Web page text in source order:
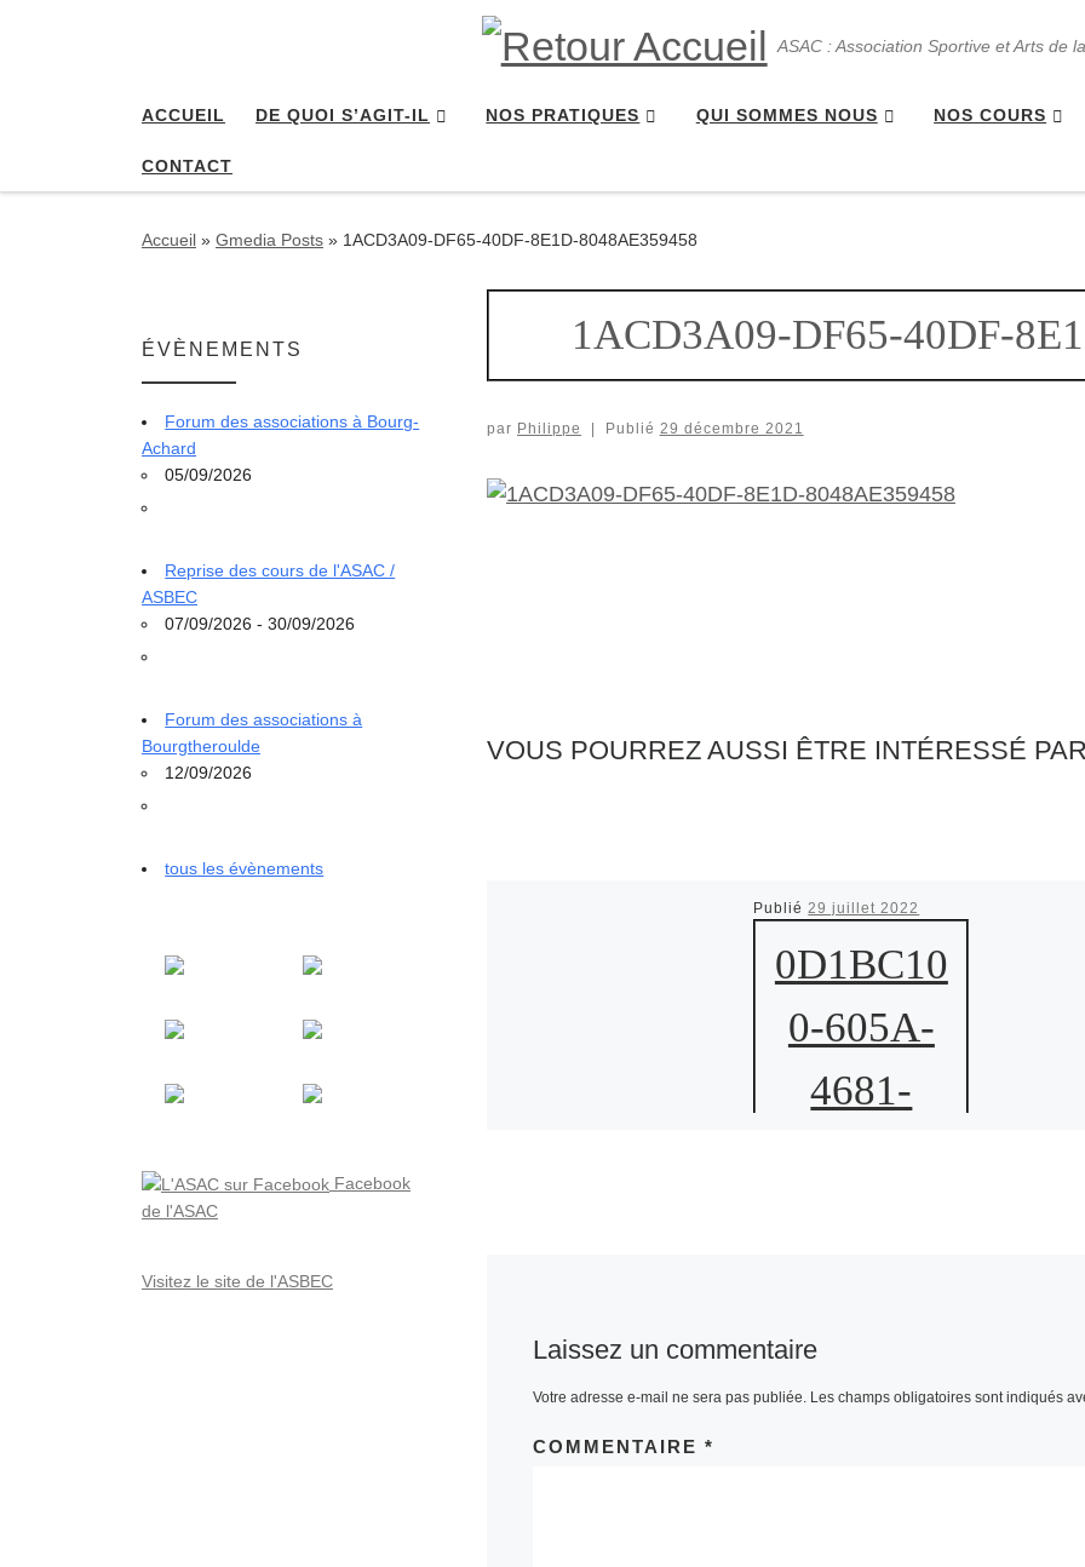
ASAC : Association Sportive et Arts de
ACCUEIL DE QUOI S’AGIT-IL NOS PRATIQUES QUI SOMMES NOUS NOS COURS
CONTACT
Accueil » Gmedia Posts » 1ACD3A09-DF65-40DF-8E1D-8048AE359458
1ACD3A09-DF65-40DF-
par Philippe Publié 29 décembre 2021
VOUS POURREZ AUSSI ÊTRE INTÉRESSÉ PAR
Publié29 juillet 2022
0D1BC10
0-605A-
4681-
Laissez un commentaire
Votre adresse e-mail ne sera pas publiée. Les champs obligatoires sont indiqués
COMMENTAIRE *
ÉVÈNEMENTS
Forum des associations à Bourg-
Achard
05/09/2026
Reprise des cours de l'ASAC /
ASBEC
07/09/2026 - 30/09/2026
Forum des associations à
Bourgtheroulde
12/09/2026
tous les évènements
Facebook
de l'ASAC
Visitez le site de l'ASBEC